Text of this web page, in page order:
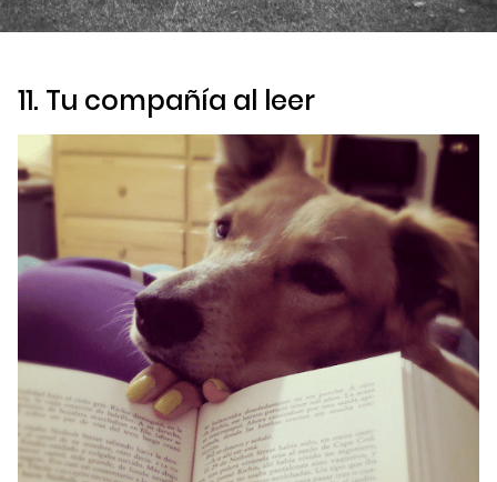
11. Tu compañía al leer